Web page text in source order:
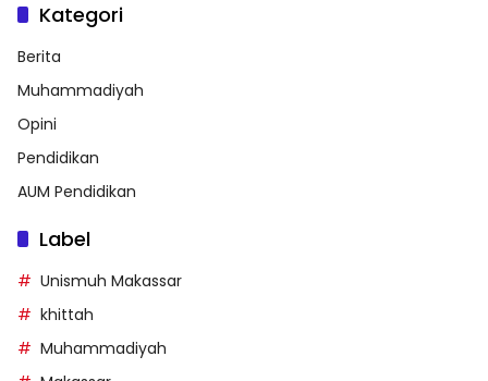
Kategori
Berita
Muhammadiyah
Opini
Pendidikan
AUM Pendidikan
Label
Unismuh Makassar
khittah
Muhammadiyah